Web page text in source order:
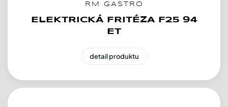
RM GASTRO
ELEKTRICKÁ FRITÉZA F25 94
ET
detail produktu